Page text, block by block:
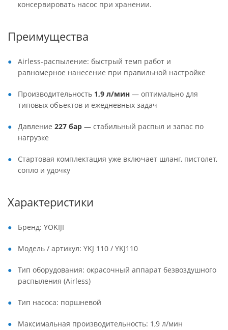
консервировать насос при хранении.
Преимущества
Airless-распыление: быстрый темп работ и
равномерное нанесение при правильной настройке
Производительность 1,9 л/мин — оптимально для
типовых объектов и ежедневных задач
Давление 227 бар — стабильный распыл и запас по
нагрузке
Стартовая комплектация уже включает шланг, пистолет,
сопло и удочку
Характеристики
Бренд: YOKIJI
Модель / артикул: YKJ 110 / YKJ110
Тип оборудования: окрасочный аппарат безвоздушного
распыления (Airless)
Тип насоса: поршневой
Максимальная производительность: 1,9 л/мин